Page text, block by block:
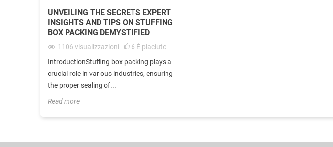
UNVEILING THE SECRETS EXPERT
INSIGHTS AND TIPS ON STUFFING
BOX PACKING DEMYSTIFIED
1106 visualizzazioni 6 È piaciuto
IntroductionStuffing box packing plays a
crucial role in various industries, ensuring
the proper sealing of...
Read more